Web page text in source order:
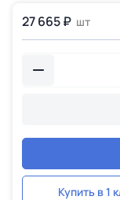
27 665 ₽ шт
Купить в 1